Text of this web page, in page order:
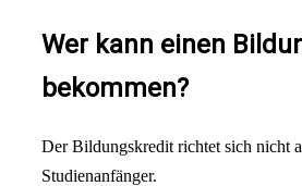
Wer kann einen
bekommen?
Der Bildungskredit richtet sich nicht
Studienanfänger.